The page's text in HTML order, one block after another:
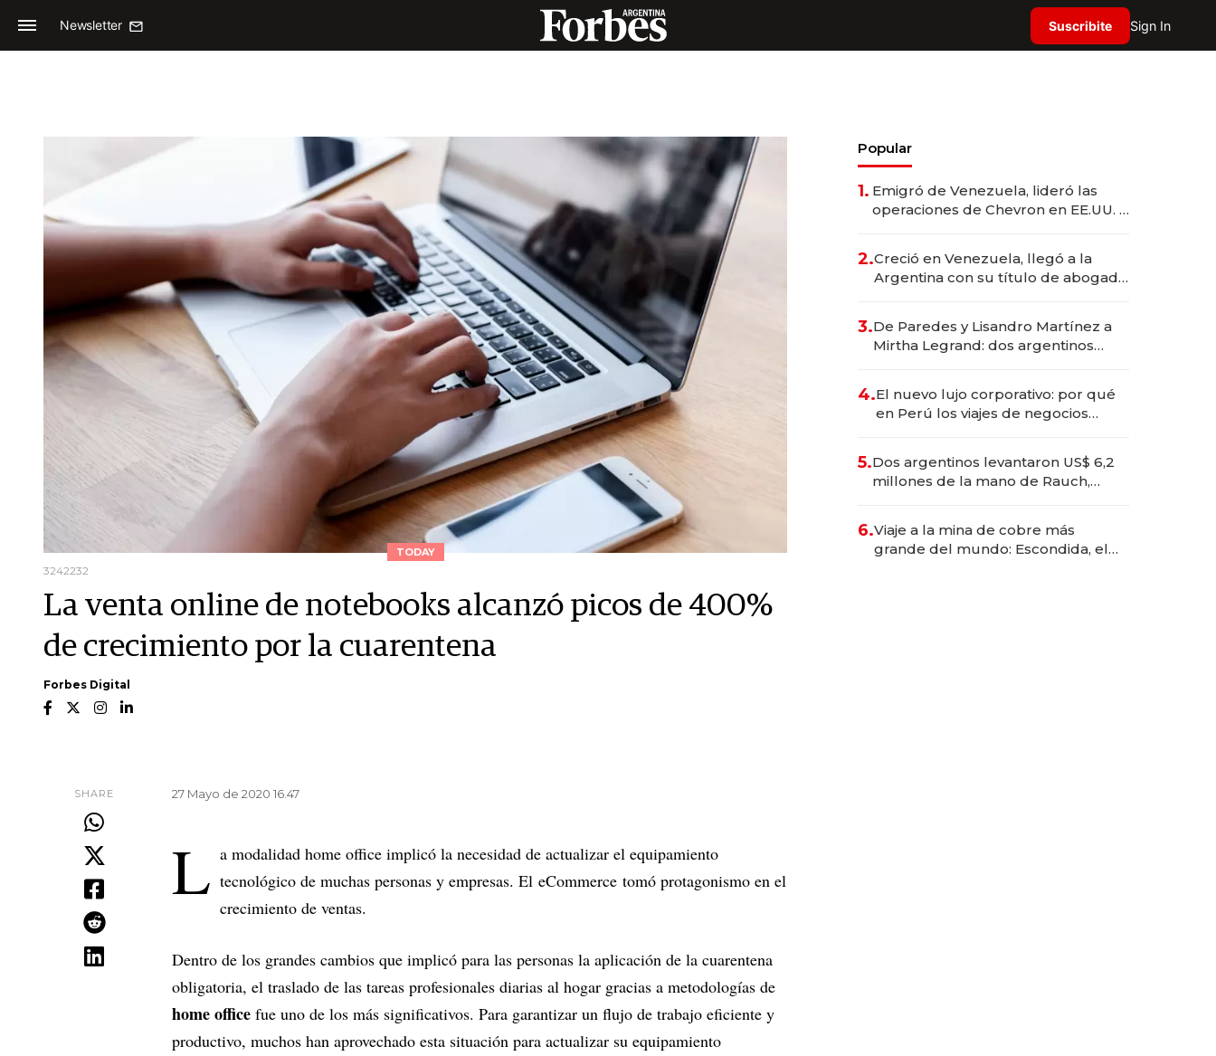
Newsletter Suscribite Sign In
TODAY
3242232
La venta online de notebooks alcanzó picos de 400%
de crecimiento por la cuarentena
Forbes Digital
SHARE 27 Mayo de 2020 16.47
L a modalidad home office implicó la necesidad de actualizar el equipamiento
tecnológico de muchas personas y empresas. El eCommerce tomó protagonismo en el
crecimiento de ventas.
Dentro de los grandes cambios que implicó para las personas la aplicación de la cuarentena
obligatoria, el traslado de las tareas profesionales diarias al hogar gracias a metodologías de
home office fue uno de los más significativos. Para garantizar un flujo de trabajo eficiente y
productivo, muchos han aprovechado esta situación para actualizar su equipamiento
Popular
1. Emigró de Venezuela, lideró las
operaciones de Chevron en EE.UU. y
2.Creció en Venezuela, llegó a la
Argentina con su título de abogado
marcas "fast premium"
3.De Paredes y Lisandro Martínez a
Mirtha Legrand: dos argentinos
4.El nuevo lujo corporativo: por qué
en Perú los viajes de negocios
transformadoras
5.Dos argentinos levantaron US$ 6,2
millones de la mano de Rauch,
6.Viaje a la mina de cobre más
grande del mundo: Escondida, el